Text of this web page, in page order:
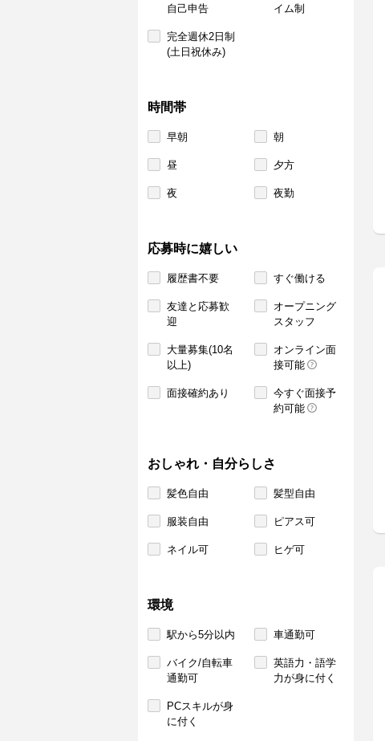
自己申告
イム制
完全週休2日制
(土日祝休み)
時間帯
早朝 朝
昼 夕方
夜 夜勤
応募時に嬉しい
履歴書不要 すぐ働ける
友達と応募歓
迎
オープニング
スタッフ
大量募集(10名
以上)
オンライン面
接可能
面接確約あり
今すぐ面接予
約可能
おしゃれ・自分らしさ
髪色自由 髪型自由
服装自由 ピアス可
ネイル可 ヒゲ可
環境
駅から5分以内 車通勤可
バイク/自転車
通勤可
英語力・語学
力が身に付く
PCスキルが身
に付く